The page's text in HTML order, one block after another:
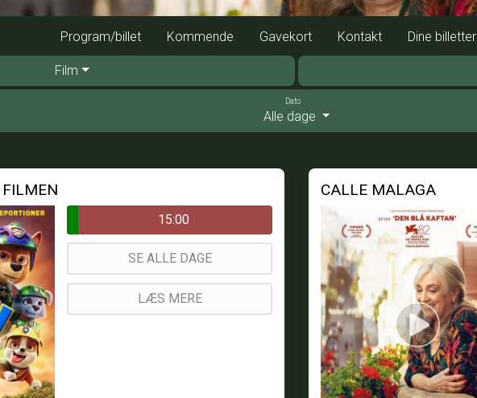
Program/billet Kommende Gavekort Kontakt Dine billetter
Film
Dato
Alle dage
FILMEN
15:00
SE ALLE DAGE
LÆS MERE
CALLE MALAGA